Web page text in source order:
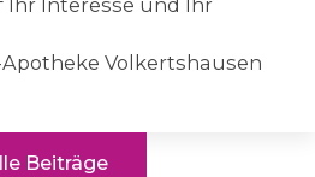
Volkertshausen
Beiträge